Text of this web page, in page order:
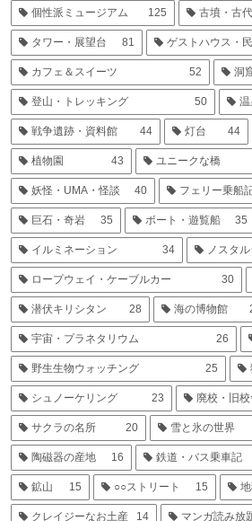
個性派ミュージアム 125 古墳・古
タワー・展望台 81 ゲストハウス・
カフェ＆スイーツ 52 洞
登山・トレッキング 50 温
戦争遺跡・資料館 44 灯台 44
植物園 43 ユニークな橋
妖怪・UMA・怪談 40 フェリー乗船
巨石・奇岩 35 ボート・遊覧船 35
イルミネーション 34 ノスタ
ロープウェイ・ケーブルカー 30
潜伏キリシタン 28 海の博物館
宇宙・プラネタリウム 26
野生生物ウォッチング 25
シュノーケリング 23 廃校・旧
サクラの名所 20 雪と氷の世界
陶磁器の産地 16 鉄道・バス乗車記
鉱山 15 ○○ストリート 15
クレイジーなお土産 14 マンガ読み放